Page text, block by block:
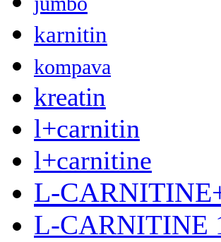
karnitin
kompava
kreatin
l+carnitin
l+carnitine
L-
L-CARNITINE